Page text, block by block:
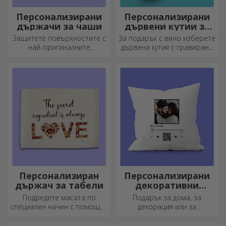
Персонализирани
държачи за чаши
Защитете повърхностите с
най-оригиналните
Персонализирани
дървени кутии за
вино
За подарък с вино изберете
дървена кутия с гравирани
специални послания.